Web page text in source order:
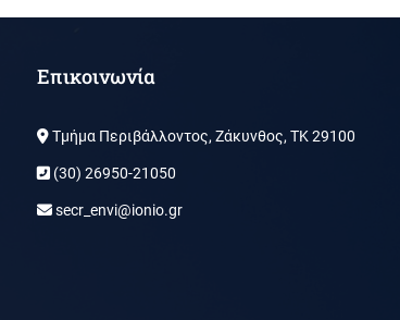
Επικοινωνία
Τμήμα Περιβάλλοντος, Ζάκυνθος, ΤΚ 29100
(30) 26950-21050
secr_envi@ionio.gr